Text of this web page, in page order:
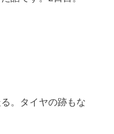
。タイヤの跡もな